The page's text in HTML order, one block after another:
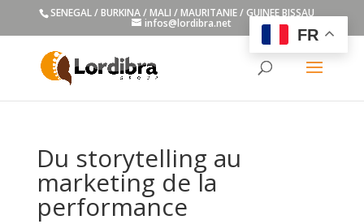
SENEGAL / BURKINA / MALI / MAURITANIE / GUINEE BISSAU
infos@lordibra.net
Du storytelling au
marketing de la
performance
FR